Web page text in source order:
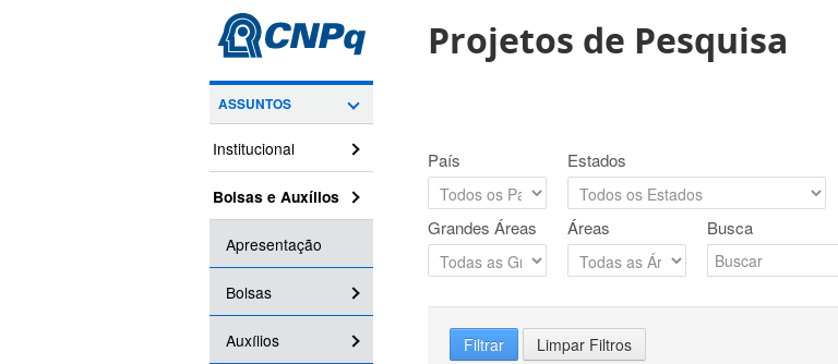
ASSUNTOS
Institucional
Bolsas e Auxílios
Apresentação
Bolsas
Auxílios
Projetos de Pesquisa
País Estados
Grandes Áreas Áreas Busca
Filtrar Limpar Filtros